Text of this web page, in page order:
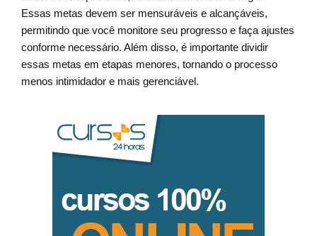
Essas metas devem ser mensuráveis e alcançáveis,
permitindo que você monitore seu progresso e faça ajustes
conforme necessário. Além disso, é importante dividir
essas metas em etapas menores, tornando o processo
menos intimidador e mais gerenciável.